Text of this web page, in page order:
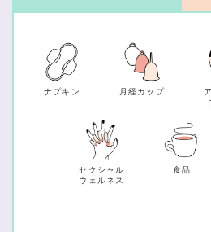
ナプキン 月経カップ
セクシャル
ウェルネス
食品